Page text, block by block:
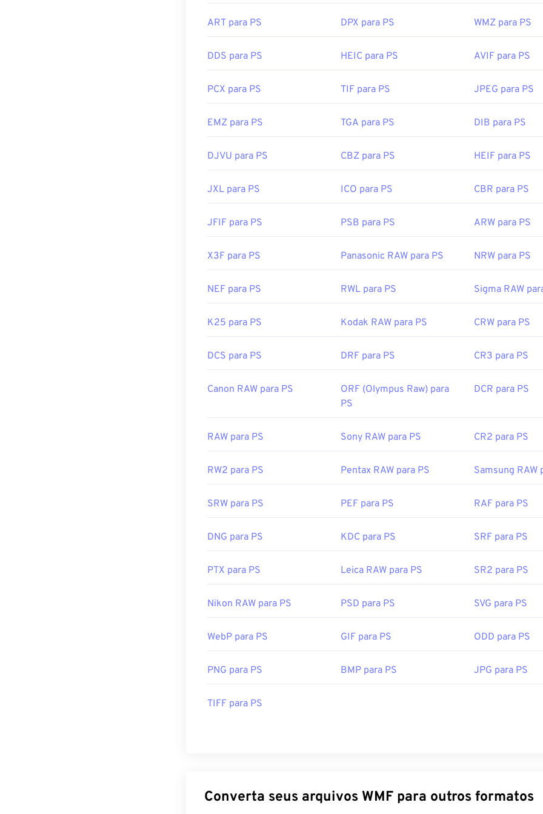
Photopainte . No macOS, uma boa alternativa éo WMF
ART para PS DPX para PS WMZ para PS
DDS para PS HEIC para PS AVIF para PS
PCX para PS TIF para PS JPEG para PS
EMZ para PS TGA para PS DIB para PS
DJVU para PS CBZ para PS HEIF para PS
JXL para PS ICO para PS CBR para PS
JFIF para PS PSB para PS ARW para PS
X3F para PS Panasonic RAW para PS NRW para PS
NEF para PS RWL para PS Sigma RAW
K25 para PS Kodak RAW para PS CRW para PS
DCS para PS DRF para PS CR3 para PS
Canon RAW para PS
ORF (Olympus Raw) para
PS
DCR para PS
RAW para PS Sony RAW para PS CR2 para PS
RW2 para PS Pentax RAW para PS Samsung RAW
SRW para PS PEF para PS RAF para PS
DNG para PS KDC para PS SRF para PS
PTX para PS Leica RAW para PS SR2 para PS
Nikon RAW para PS PSD para PS SVG para PS
WebP para PS GIF para PS ODD para PS
PNG para PS BMP para PS JPG para PS
TIFF para PS
Converta seus arquivos WMF para outros formatos